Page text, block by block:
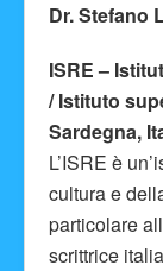
Dr. Stefano
ISRE –
/ Istituto
Sardegna,
L’ISRE è
cultura e
particolare
scrittrice